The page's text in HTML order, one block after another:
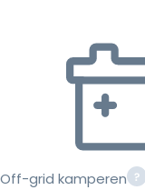
Off-grid kamperen